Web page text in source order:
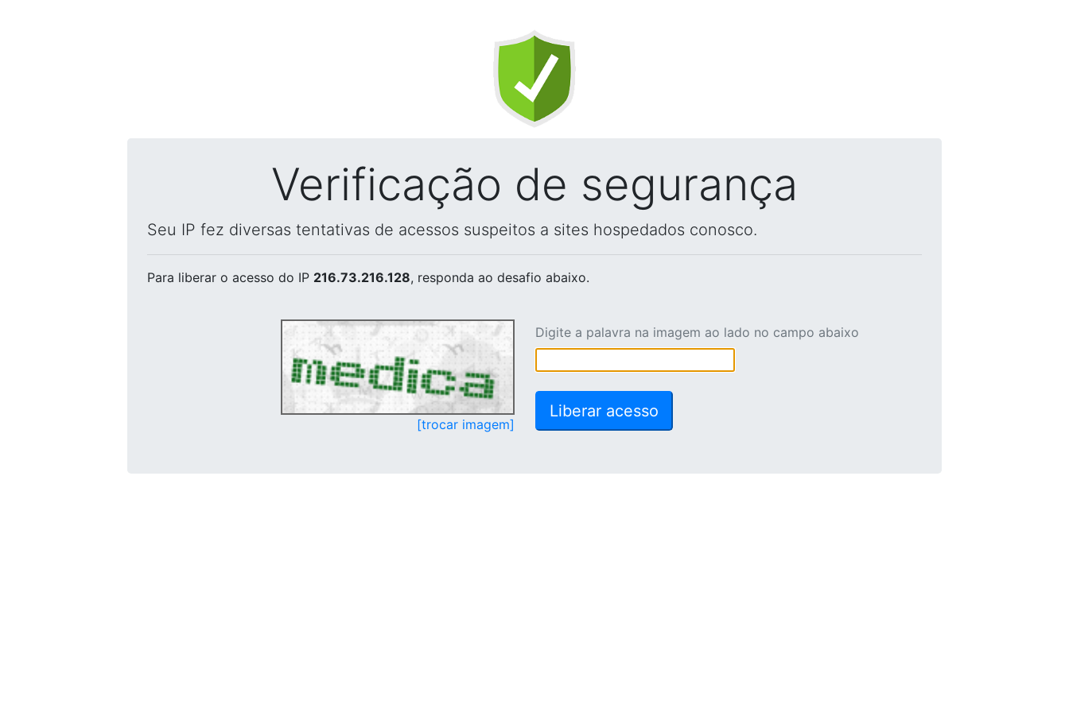
Verificação de segurança
Seu IP fez diversas tentativas de acessos suspeitos a sites hospedados conosco.
Para liberar o acesso do IP 216.73.216.128, responda ao desafio abaixo.
[trocar imagem]
Digite a palavra na imagem ao lado no campo abaixo